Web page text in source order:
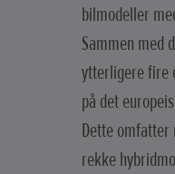
bilmodeller
Sammen med
ytterligere fire
på det
Dette
rekke